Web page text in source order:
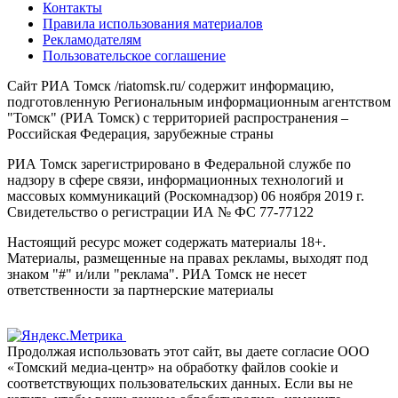
Контакты
Правила использования материалов
Рекламодателям
Пользовательское соглашение
Сайт РИА Томск /riatomsk.ru/ содержит информацию,
подготовленную Региональным информационным агентством
"Томск" (РИА Томск) с территорией распространения –
Российская Федерация, зарубежные страны
РИА Томск зарегистрировано в Федеральной службе по
надзору в сфере связи, информационных технологий и
массовых коммуникаций (Роскомнадзор) 06 ноября 2019 г.
Свидетельство о регистрации ИА № ФС 77-77122
Настоящий ресурс может содержать материалы 18+.
Материалы, размещенные на правах рекламы, выходят под
знаком "#" и/или "реклама". РИА Томск не несет
ответственности за партнерские материалы
Продолжая использовать этот сайт, вы даете согласие ООО
«Томский медиа-центр» на обработку файлов cookie и
соответствующих пользовательских данных. Если вы не